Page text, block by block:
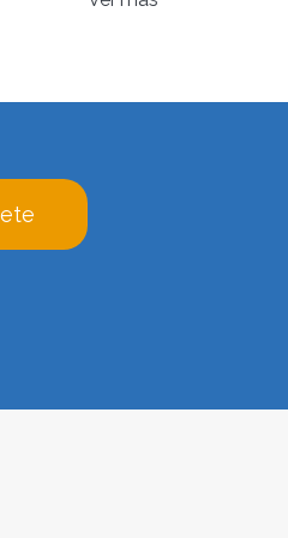
ido
consciente, una
primera de ellas
es la parte en
o camillas,
cardíaca,